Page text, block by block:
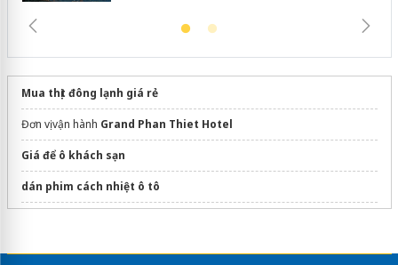
Mua thịt đông lạnh giá rẻ
Đơn vị vận hành Grand Phan Thiet Hotel
Giá để ô khách sạn
dán phim cách nhiệt ô tô